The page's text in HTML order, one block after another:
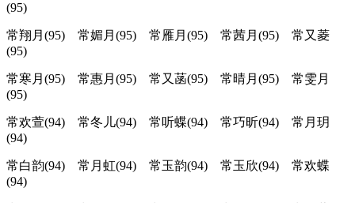
(95)
常翔月(95) 常媚月(95) 常雁月(95) 常茜月(95) 常又菱
(95)
常寒月(95) 常惠月(95) 常又菡(95) 常晴月(95) 常雯月
(95)
常欢萱(94) 常冬儿(94) 常听蝶(94) 常巧昕(94) 常月玥
(94)
常白韵(94) 常月虹(94) 常玉韵(94) 常玉欣(94) 常欢蝶
(94)